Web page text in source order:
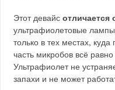
Этот девайсотличается
ультрафиолетовые
только в тех местах,
часть микробов всё
Ультрафиолет не
запахи и не может